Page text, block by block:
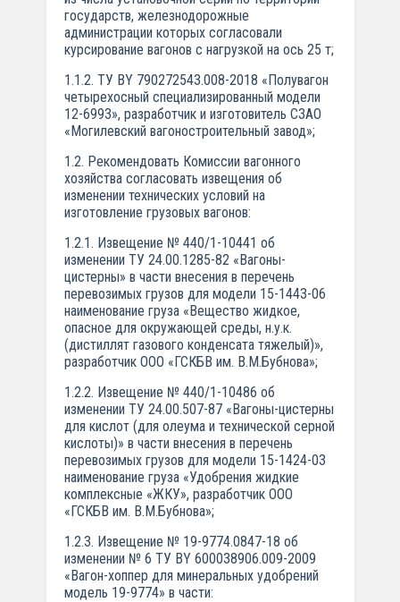
государств, железнодорожные
администрации которых согласовали
курсирование вагонов с нагрузкой на ось 25 т;
1.1.2. TУ BY 790272543.008-2018 «Полувагон
четырехосный специализированный модели
12-6993», разработчик и изготовитель СЗАО
«Могилевский вагоностроительный завод»;
1.2. Рекомендовать Комиссии вагонного
хозяйства согласовать извещения об
изменении технических условий на
изготовление грузовых вагонов:
1.2.1. Извещение № 440/1-10441 об
изменении ТУ 24.00.1285-82 «Вагоны-
цистерны» в части внесения в перечень
перевозимых грузов для модели 15-1443-06
наименование груза «Вещество жидкое,
опасное для окружающей среды, н.у.к.
(дистиллят газового конденсата тяжелый)»,
разработчик ООО «ГСКБВ им. В.М.Бубнова»;
1.2.2. Извещение № 440/1-10486 об
изменении ТУ 24.00.507-87 «Вагоны-цистерны
для кислот (для олеума и технической серной
кислоты)» в части внесения в перечень
перевозимых грузов для модели 15-1424-03
наименование груза «Удобрения жидкие
комплексные «ЖКУ», разработчик ООО
«ГСКБВ им. В.М.Бубнова»;
1.2.3. Извещение № 19-9774.0847-18 об
изменении № 6 ТУ BY 600038906.009-2009
«Вагон-хоппер для минеральных удобрений
модель 19-9774» в части: